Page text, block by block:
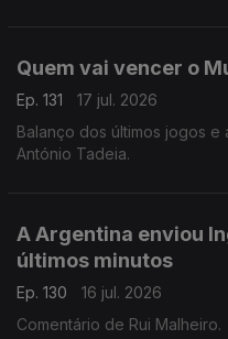
Quem vai vencer o
Ep. 131
17 jul. 2026
Balanço dos últimos jogos e
António Tadeia.
A Argentina enviou
últimos minutos
Ep. 130
16 jul. 2026
Comentário de Rui Malheiro.